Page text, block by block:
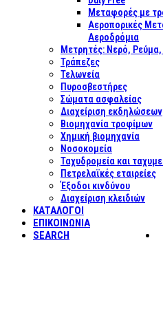
Μεταφορές με
Αεροπορικές
Αεροδρόμια
Μετρητές: Νερό, Ρεύμα,
Τράπεζες
Τελωνεία
Πυροσβεστήρες
Σώματα ασφαλείας
Διαχείριση εκδηλώσεων
Βιομηχανία τροφίμων
Χημική βιομηχανία
Νοσοκομεία
Ταχυδρομεία και
Πετρελαϊκές εταιρείες
Έξοδοι κινδύνου
Διαχείριση κλειδιών
ΚΑΤΑΛΟΓΟΙ
ΕΠΙΚΟΙΝΩΝΊΑ
SEARCH